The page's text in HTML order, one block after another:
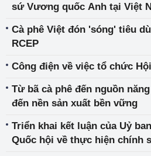
sứ Vương quốc Anh tại Việt
Cà phê Việt đón 'sóng' tiêu
RCEP
Công điện về việc tổ chức
Từ bã cà phê đến nguồn
đến nền sản xuất bền vững
Triển khai kết luận của Uỷ
Quốc hội về thực hiện chính